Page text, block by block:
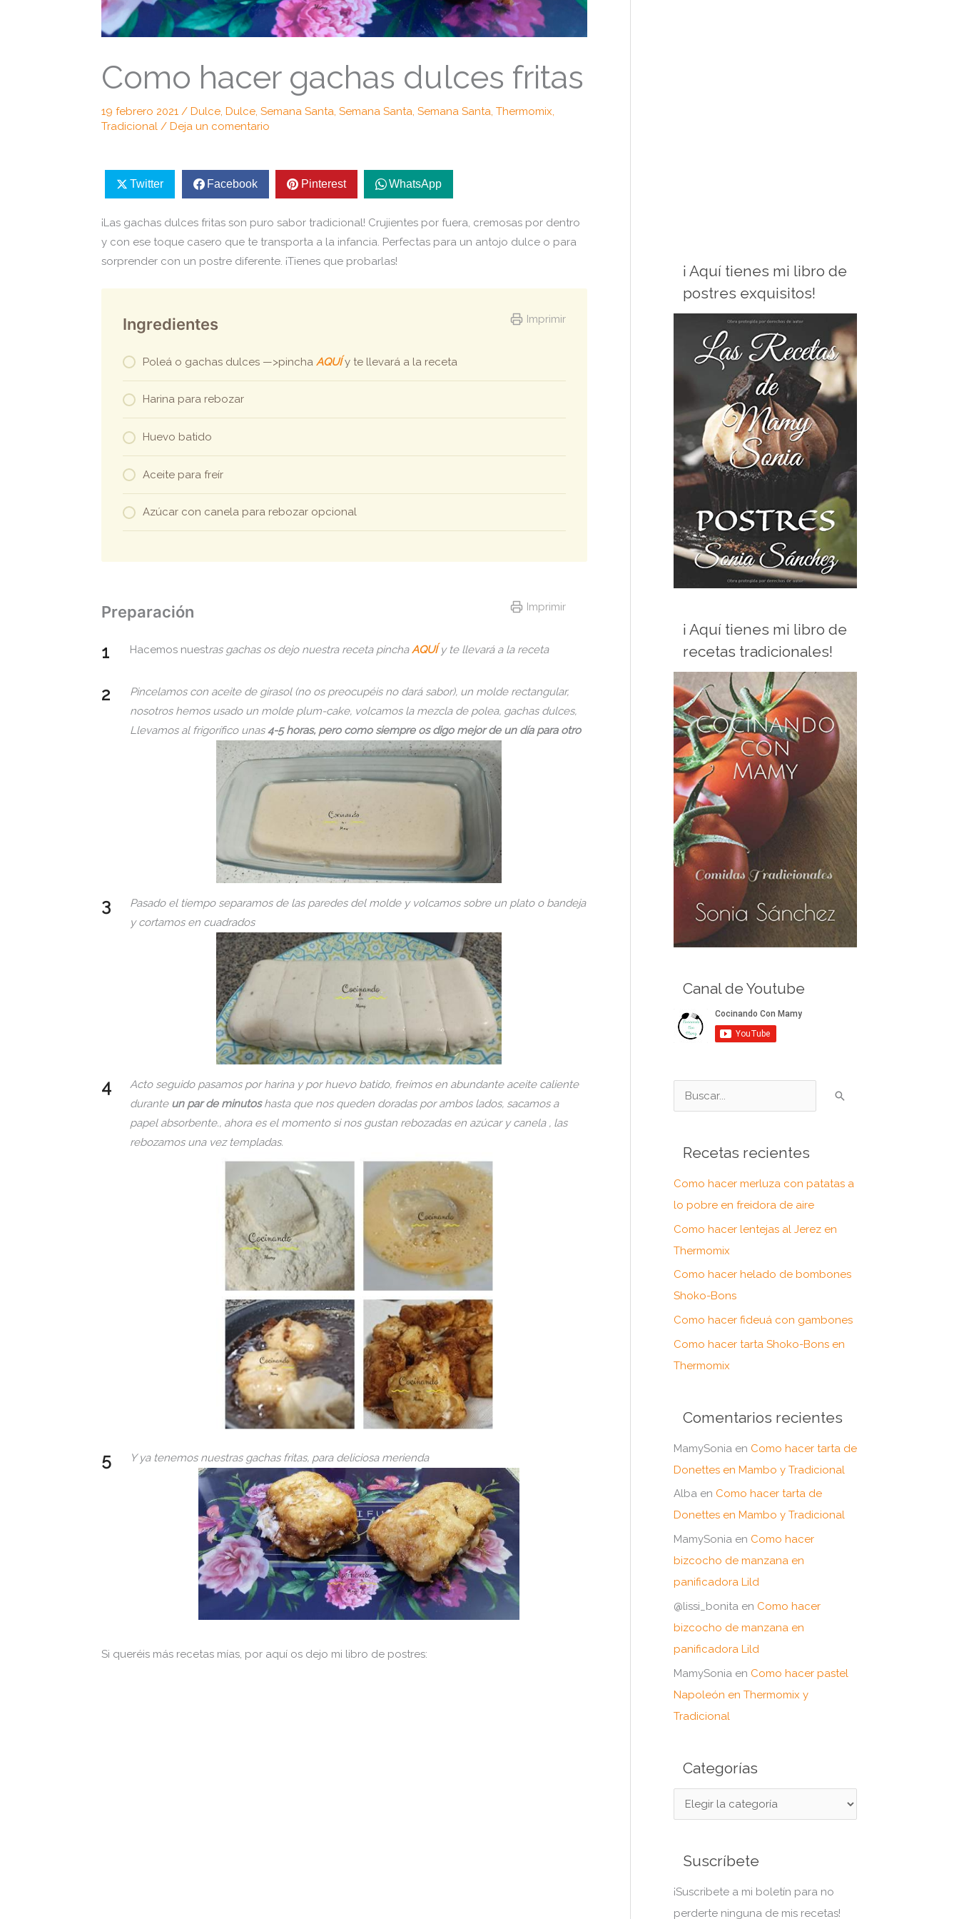
Como hacer gachas dulces fritas
19 febrero 2021 / Dulce Dulce Semana Santa Semana Santa Semana Santa Thermomix
Tradicional / Deja un comentario
Twitter Facebook Pinterest WhatsApp
¡Las gachas dulces fritas son puro sabor tradicional! Crujientes por fuera, cremosas por dentro
y con ese toque casero que te transporta a la infancia. Perfectas para un antojo dulce o para
sorprender con un postre diferente. ¡Tienes que probarlas!
Imprimir
Ingredientes
Poleá o gachas dulces —>pincha AQUÍy te llevará a la receta
Harina para rebozar
Huevo batido
Aceite para freír
Azúcar con canela para rebozar opcional
Imprimir
Preparación
Hacemos nuestras gachas os dejo nuestra receta pinchaAQUÍ y te llevará a la receta
Pincelamos con aceite de girasol (no os preocupéis no dará sabor), un molde rectangular,
nosotros hemos usado un molde plum-cake, volcamos la mezcla de polea, gachas dulces,
Llevamos al frigorífico unas4-5 horas, pero como siempre os digo mejor de un día para otro
Pasado el tiempo separamos de las paredes del molde y volcamos sobre un plato o bandeja
y cortamos en cuadrados
Acto seguido pasamos por harina y por huevo batido, freímos en abundante aceite caliente
durante un par de minutoshasta que nos queden doradas por ambos lados, sacamos a
papel absorbente., ahora es el momento si nos gustan rebozadas en azúcar y canela , las
rebozamos una vez templadas.
Y ya tenemos nuestras gachas fritas, para deliciosa merienda
Si queréis más recetas mías, por aquí os dejo mi libro de postres:
¡ Aquí tienes mi libro de
postres exquisitos!
¡ Aquí tienes mi libro de
recetas tradicionales!
Canal de Youtube
u
Recetas recientes
Como hacer merluza con patatas a
lo pobre en freidora de aire
Como hacer lentejas al Jerez en
Thermomix
Como hacer helado de bombones
Shoko-Bons
Como hacer fideuá con gambones
Como hacer tarta Shoko-Bons en
Thermomix
Comentarios recientes
MamySonia en Como hacer tarta de
Donettes en Mambo y Tradicional
Alba en Como hacer tarta de
Donettes en Mambo y Tradicional
MamySonia en Como hacer
bizcocho de manzana en
panificadora Lild
@lissi_bonita en Como hacer
bizcocho de manzana en
panificadora Lild
MamySonia en Como hacer pastel
Napoleón en Thermomix y
Tradicional
Categorías
a
Suscríbete
¡Suscribete a mi boletín para no
perderte ninguna de mis recetas!